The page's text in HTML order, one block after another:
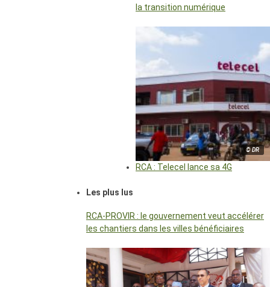
la transition numérique
© DR
RCA : Telecel lance sa 4G
Les plus lus
RCA-PROVIR : le gouvernement veut accélérer
les chantiers dans les villes bénéficiaires